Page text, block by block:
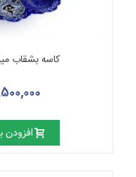
کاسه بشقاب مینا 30
4,500,000